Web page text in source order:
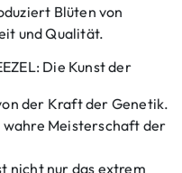
Blüten von
und Qualität.
Die Kunst der
der Kraft der Genetik.
wahre Meisterschaft der
nicht nur das extrem